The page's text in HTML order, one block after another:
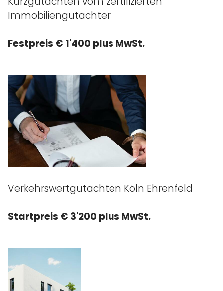
Immobiliengutachter
Festpreis € 1'400 plus MwSt.
Verkehrswertgutachten Köln Ehrenfeld
Startpreis € 3'200 plus MwSt.